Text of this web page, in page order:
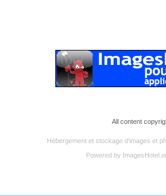
All content
Hébergement et stockage d'images et
Powered by